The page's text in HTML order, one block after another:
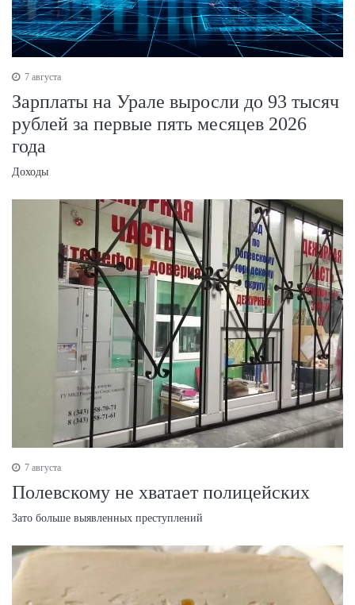
7 августа
Зарплаты на Урале выросли до 93 тысяч
рублей за первые пять месяцев 2026
года
Доходы
7 августа
Полевскому не хватает полицейских
Зато больше выявленных преступлений